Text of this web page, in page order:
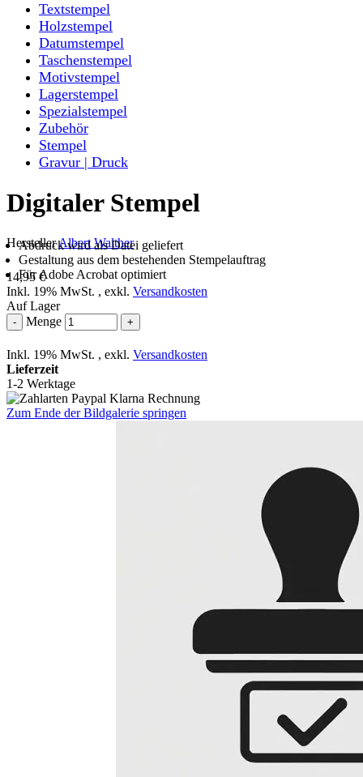
Textstempel
Holzstempel
Datumstempel
Taschenstempel
Motivstempel
Lagerstempel
Spezialstempel
Zubehör
Stempel
Gravur | Druck
Digitaler Stempel
HerstellerAlbert Walther
Abdruck wird als Datei geliefert
Gestaltung aus dem bestehenden Stempelauftrag
Für Adobe Acrobat optimiert
14,95 €
Inkl. 19% MwSt. , exkl. Versandkosten
Auf Lager
- Menge +
Inkl. 19% MwSt. , exkl. Versandkosten
Lieferzeit
1-2 Werktage
Zum Ende der Bildgalerie springen